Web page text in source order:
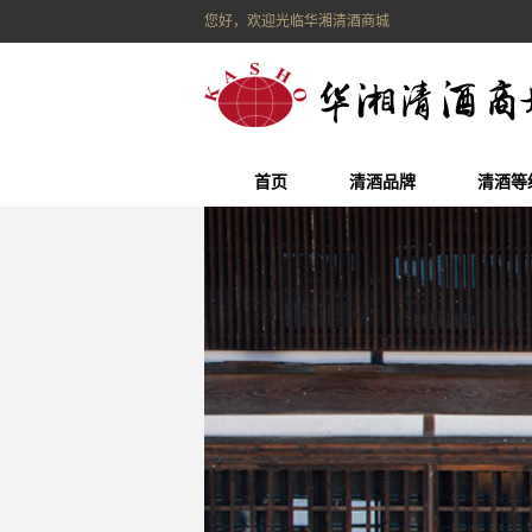
您好，欢迎光临华湘清酒商城
首页 清酒品牌 清酒等